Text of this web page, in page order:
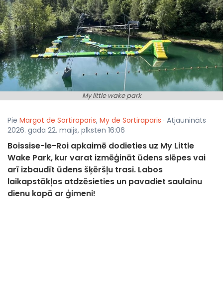
My little wake park
Pie Margot de Sortiraparis, My de Sortiraparis · Atjaunināts
2026. gada 22. maijs, plksten 16:06
Boissise-le-Roi apkaimē dodieties uz My Little
Wake Park, kur varat izmēģināt ūdens slēpes vai
arī izbaudīt ūdens šķēršļu trasi. Labos
laikapstākļos atdzēsieties un pavadiet saulainu
dienu kopā ar ģimeni!